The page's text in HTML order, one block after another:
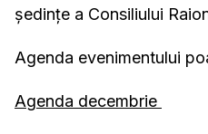
ședințe a Consiliului
Agenda evenimentului
Agenda decembrie